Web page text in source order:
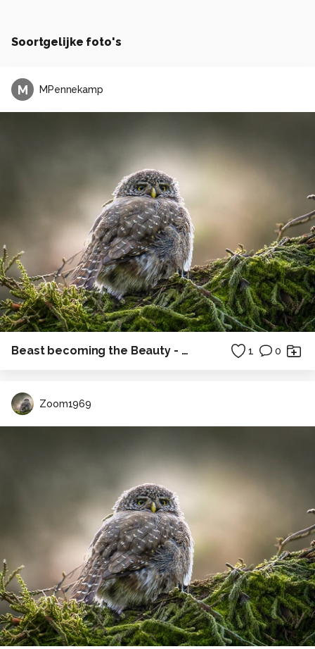
Soortgelijke foto's
M MPennekamp
Beast becoming the Beauty - Robber fly 1 0
Zoom1969